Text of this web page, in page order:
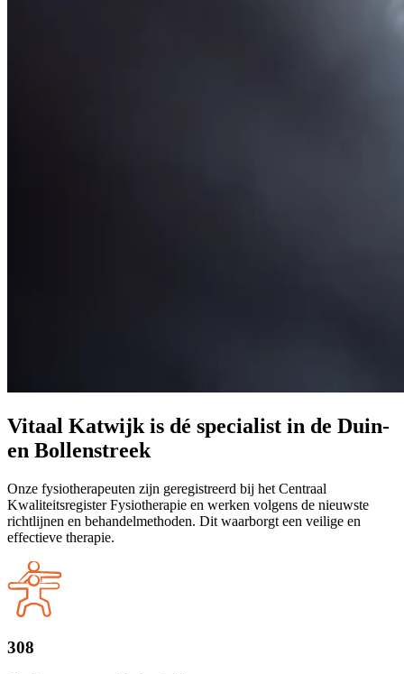
Vitaal Katwijk is dé specialist in de Duin-
en Bollenstreek
Onze fysiotherapeuten zijn geregistreerd bij het Centraal
Kwaliteitsregister Fysiotherapie en werken volgens de nieuwste
richtlijnen en behandelmethoden. Dit waarborgt een veilige en
effectieve therapie.
308